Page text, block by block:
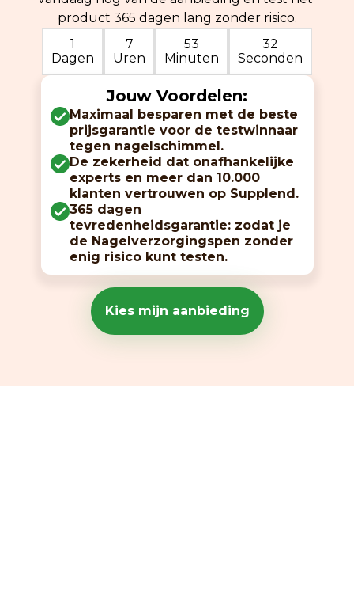
product 365 dagen lang zonder risico.
1
Dagen
7
Uren
53
Minuten
30
Seconden
Jouw Voordelen:
Maximaal besparen met de beste
prijsgarantie voor de testwinnaar
tegen nagelschimmel.
De zekerheid dat onafhankelijke
experts en meer dan 10.000
klanten vertrouwen op Supplend.
365 dagen
tevredenheidsgarantie: zodat je
de Nagelverzorgingspen zonder
enig risico kunt testen.
Kies mijn aanbieding